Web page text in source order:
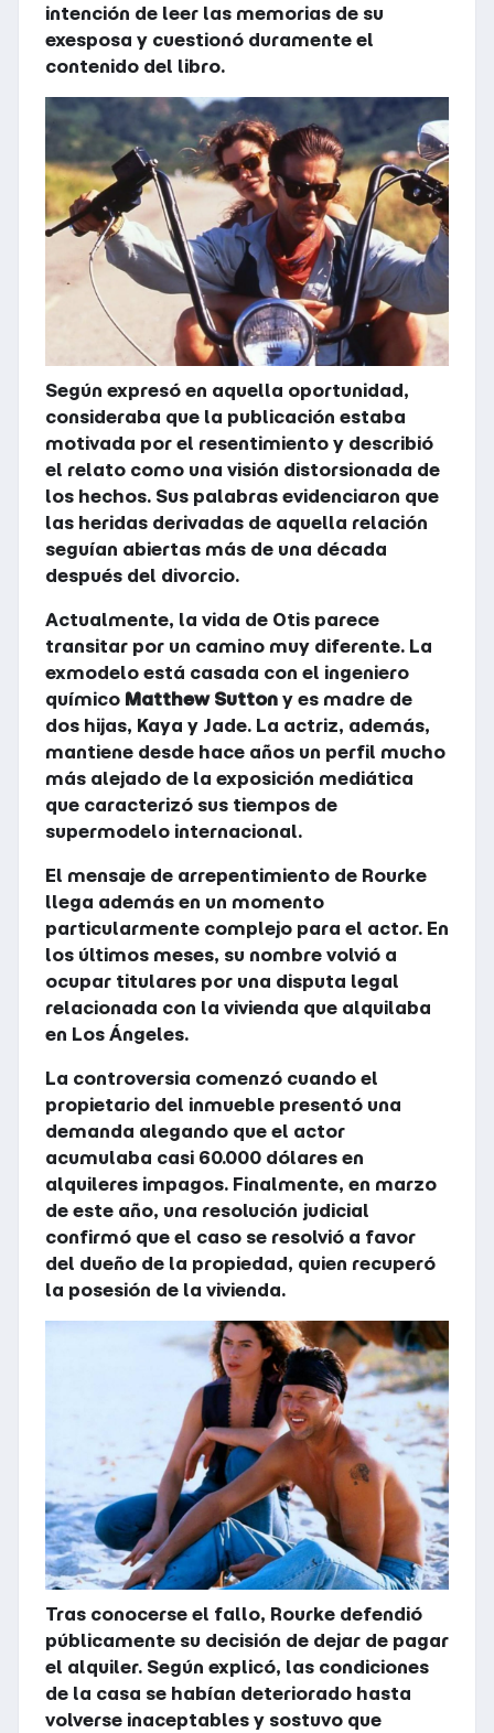
intención de leer las memorias de su
exesposa y cuestionó duramente el
contenido del libro.
Según expresó en aquella oportunidad,
consideraba que la publicación estaba
motivada por el resentimiento y describió
el relato como una visión distorsionada de
los hechos. Sus palabras evidenciaron que
las heridas derivadas de aquella relación
seguían abiertas más de una década
después del divorcio.
Actualmente, la vida de Otis parece
transitar por un camino muy diferente. La
exmodelo está casada con el ingeniero
químico Matthew Sutton y es madre de
dos hijas, Kaya y Jade. La actriz, además,
mantiene desde hace años un perfil mucho
más alejado de la exposición mediática
que caracterizó sus tiempos de
supermodelo internacional.
El mensaje de arrepentimiento de Rourke
llega además en un momento
particularmente complejo para el actor. En
los últimos meses, su nombre volvió a
ocupar titulares por una disputa legal
relacionada con la vivienda que alquilaba
en Los Ángeles.
La controversia comenzó cuando el
propietario del inmueble presentó una
demanda alegando que el actor
acumulaba casi 60.000 dólares en
alquileres impagos. Finalmente, en marzo
de este año, una resolución judicial
confirmó que el caso se resolvió a favor
del dueño de la propiedad, quien recuperó
la posesión de la vivienda.
Tras conocerse el fallo, Rourke defendió
públicamente su decisión de dejar de pagar
el alquiler. Según explicó, las condiciones
de la casa se habían deteriorado hasta
volverse inaceptables y sostuvo que